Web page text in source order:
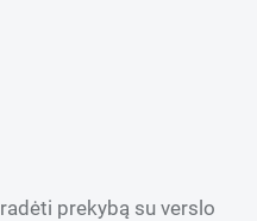
prekybą su verslo